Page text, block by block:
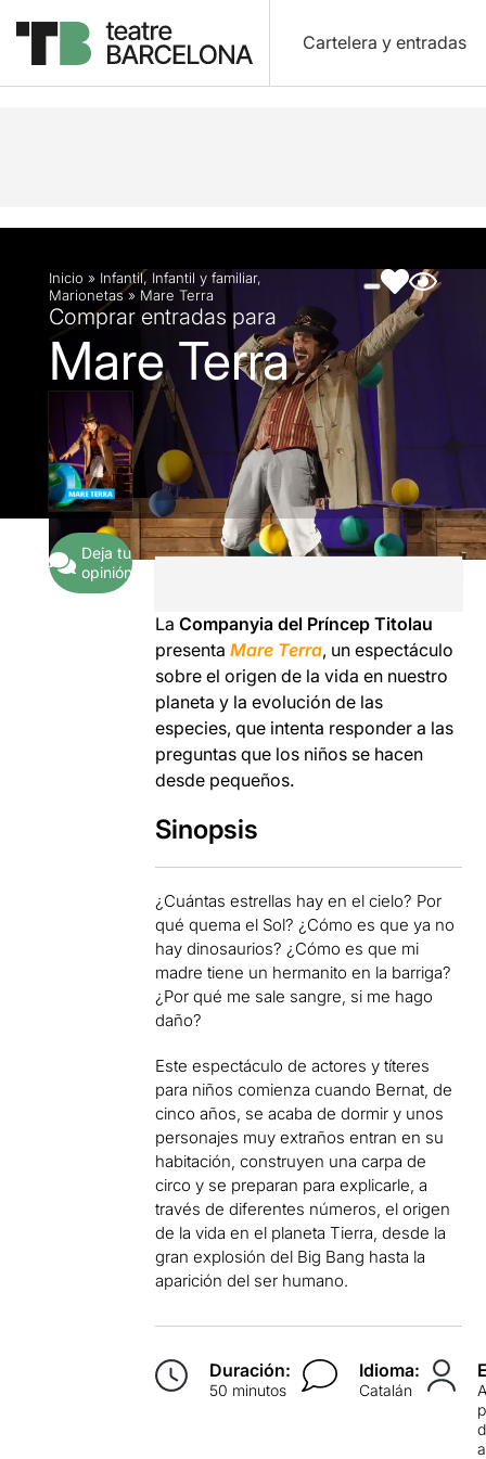
Cartelera y entradas
Descripción Ficha artística Fotos y vídeos
Inicio » Infantil, Infantil y familiar,
Marionetas» Mare Terra
Comprar entradas para
Mare Terra
Deja tu
opinión
LaCompanyia del Príncep Titolau
presentaMare Terra, un espectáculo
sobre el origen de la vida en nuestro
planeta y la evolución de las
especies, que intenta responder a las
preguntas que los niños se hacen
desde pequeños.
Sinopsis
¿Cuántas estrellas hay en el cielo? Por
qué quema el Sol? ¿Cómo es que ya no
hay dinosaurios? ¿Cómo es que mi
madre tiene un hermanito en la barriga?
¿Por qué me sale sangre, si me hago
daño?
Este espectáculo de actores y títeres
para niños comienza cuando Bernat, de
cinco años, se acaba de dormir y unos
personajes muy extraños entran en su
habitación, construyen una carpa de
circo y se preparan para explicarle, a
través de diferentes números, el origen
de la vida en el planeta Tierra, desde la
gran explosión del Big Bang hasta la
aparición del ser humano.
Duración:
50 minutos
Idioma:
Catalán